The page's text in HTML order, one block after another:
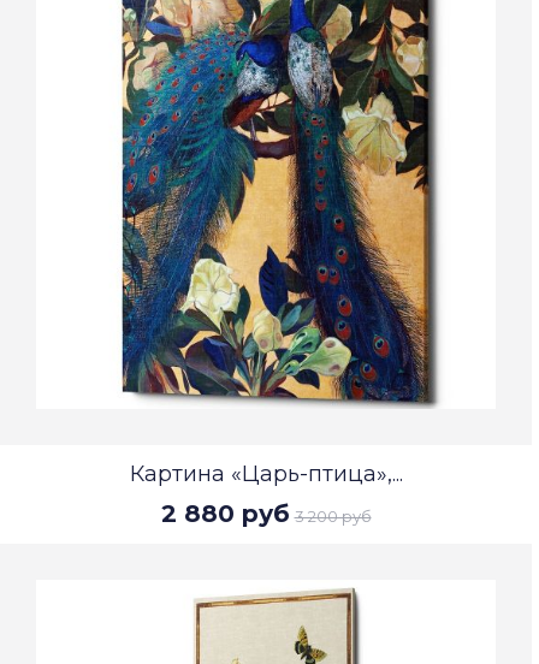
Картина «Царь-птица»,...
2 880 руб 3 200 руб